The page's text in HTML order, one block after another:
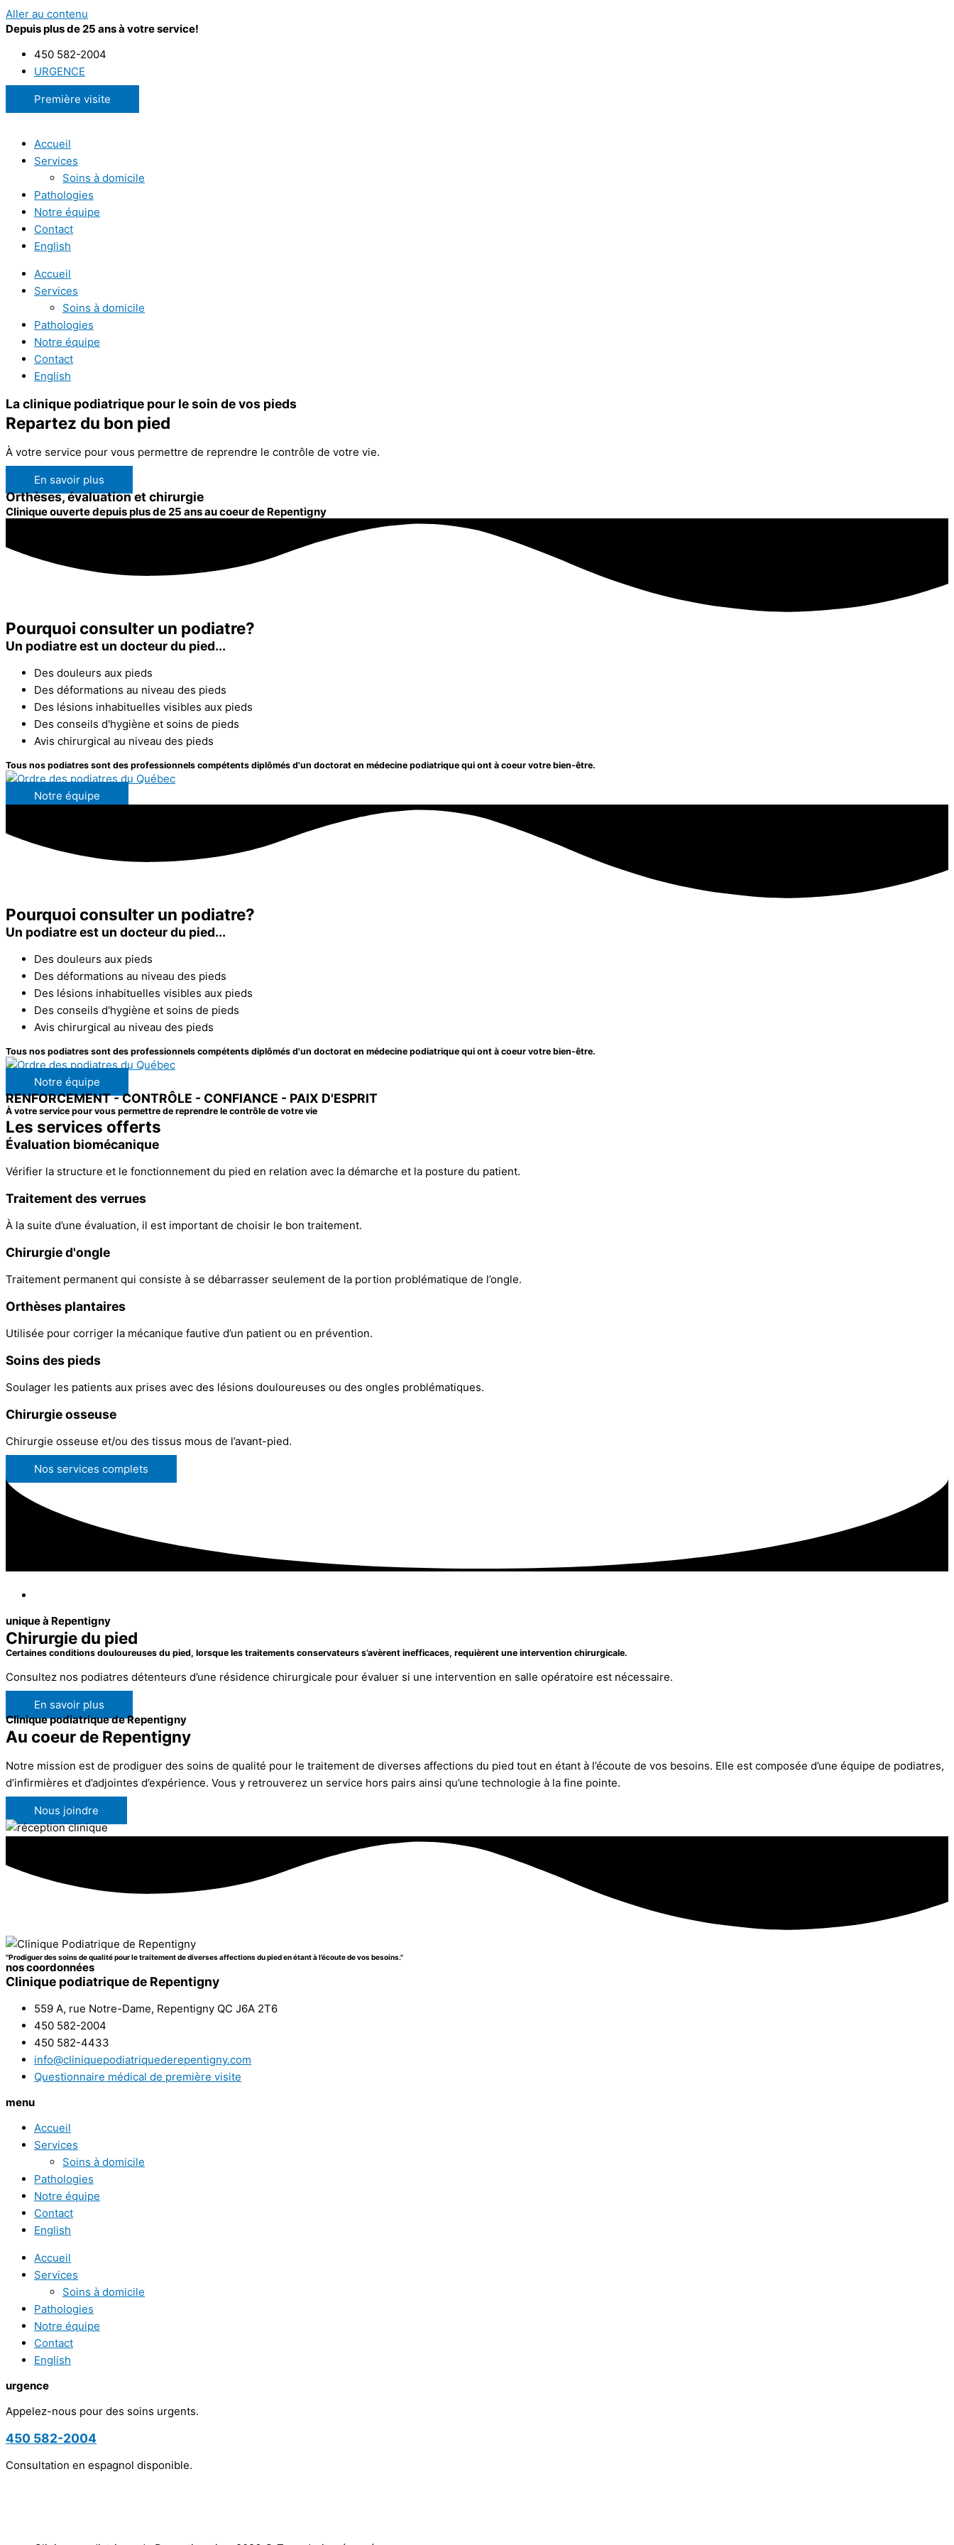
Aller au contenu
Depuis plus de 25 ans à votre service!
450 582-2004
URGENCE
Première visite
Accueil
Services
Soins à domicile
Pathologies
Notre équipe
Contact
English
Accueil
Services
Soins à domicile
Pathologies
Notre équipe
Contact
English
La clinique podiatrique pour le soin de vos pieds
Repartez du bon pied
À votre service pour vous permettre de reprendre le contrôle de votre vie.
En savoir plus
Orthèses, évaluation et chirurgie
Clinique ouverte depuis plus de 25 ans au coeur de Repentigny
Pourquoi consulter un podiatre?
Un podiatre est un docteur du pied...
Des douleurs aux pieds
Des déformations au niveau des pieds
Des lésions inhabituelles visibles aux pieds
Des conseils d'hygiène et soins de pieds
Avis chirurgical au niveau des pieds
Tous nos podiatres sont des professionnels compétents diplômés d'un doctorat en médecine podiatrique qui ont à coeur votre bien-être.
Notre équipe
Pourquoi consulter un podiatre?
Un podiatre est un docteur du pied...
Des douleurs aux pieds
Des déformations au niveau des pieds
Des lésions inhabituelles visibles aux pieds
Des conseils d'hygiène et soins de pieds
Avis chirurgical au niveau des pieds
Tous nos podiatres sont des professionnels compétents diplômés d'un doctorat en médecine podiatrique qui ont à coeur votre bien-être.
Notre équipe
RENFORCEMENT - CONTRÔLE - CONFIANCE - PAIX D'ESPRIT
À votre service pour vous permettre de reprendre le contrôle de votre vie
Les services offerts
Évaluation biomécanique
Vérifier la structure et le fonctionnement du pied en relation avec la démarche et la posture du patient.
Traitement des verrues
À la suite d’une évaluation, il est important de choisir le bon traitement.
Chirurgie d'ongle
Traitement permanent qui consiste à se débarrasser seulement de la portion problématique de l’ongle.
Orthèses plantaires
Utilisée pour corriger la mécanique fautive d’un patient ou en prévention.
Soins des pieds
Soulager les patients aux prises avec des lésions douloureuses ou des ongles problématiques.
Chirurgie osseuse
Chirurgie osseuse et/ou des tissus mous de l’avant-pied.
Nos services complets
unique à Repentigny
Chirurgie du pied
Certaines conditions douloureuses du pied, lorsque les traitements conservateurs s’avèrent inefficaces, requièrent une intervention chirurgicale.
Consultez nos podiatres détenteurs d’une résidence chirurgicale pour évaluer si une intervention en salle opératoire est nécessaire.
En savoir plus
Clinique podiatrique de Repentigny
Au coeur de Repentigny
Notre mission est de prodiguer des soins de qualité pour le traitement de diverses affections du pied tout en étant à l’écoute de vos besoins. Elle est composée d’une équipe de podiatres,
d’infirmières et d’adjointes d’expérience. Vous y retrouverez un service hors pairs ainsi qu’une technologie à la fine pointe.
Nous joindre
''Prodiguer des soins de qualité pour le traitement de diverses affections du pied en étant à l’écoute de vos besoins.''
nos coordonnées
Clinique podiatrique de Repentigny
559 A, rue Notre-Dame, Repentigny QC J6A 2T6
450 582-2004
450 582-4433
info@cliniquepodiatriquederepentigny.com
Questionnaire médical de première visite
menu
Accueil
Services
Soins à domicile
Pathologies
Notre équipe
Contact
English
Accueil
Services
Soins à domicile
Pathologies
Notre équipe
Contact
English
urgence
Appelez-nous pour des soins urgents.
450 582-2004
Consultation en espagnol disponible.